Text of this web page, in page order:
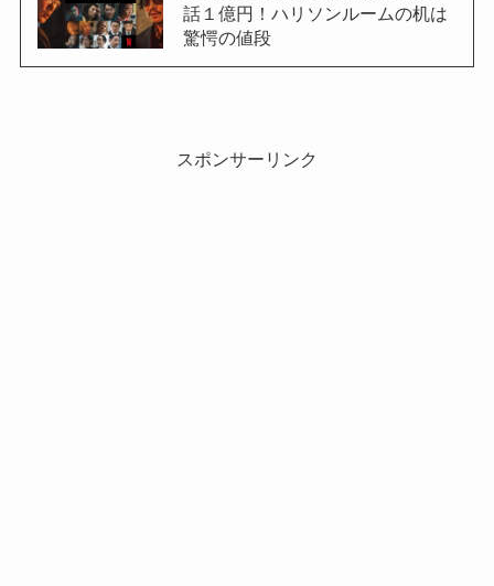
話１億円！ハリソンルームの机は
驚愕の値段
スポンサーリンク